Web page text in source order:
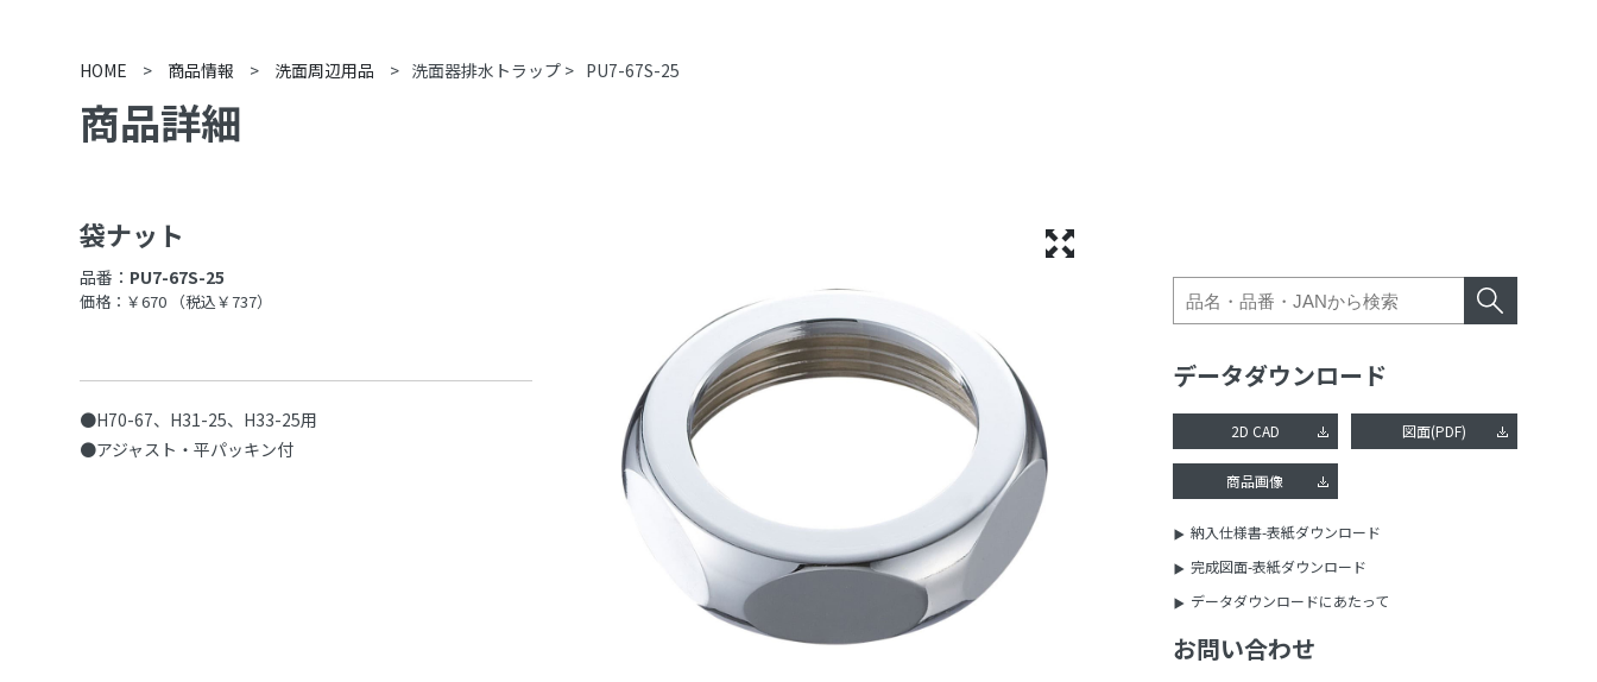
HOME > 商品情報 > 洗面周辺用品 > 洗面器排水トラップ > PU7-67S-25
商品詳細
袋ナット
品番： PU7-67S-25
価格：￥670 （税込￥737）
●H70-67、H31-25、H33-25用
●アジャスト・平パッキン付
データダウンロード
2D CAD 図面(PDF)
商品画像
納入仕様書-表紙ダウンロード
完成図面-表紙ダウンロード
データダウンロードにあたって
お問い合わせ